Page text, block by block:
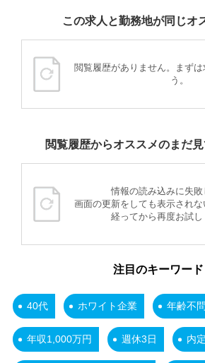
この求人と勤務地が同じオ
閲覧履歴がありません。まず
う。
閲覧履歴からオススメのまだ
情報の読み込みに失敗
画面の更新をしても表示されな
経ってから再度お試し
注目のキーワード
40代 ホワイト企業 年齢不問
年収1,000万円 週休3日 内